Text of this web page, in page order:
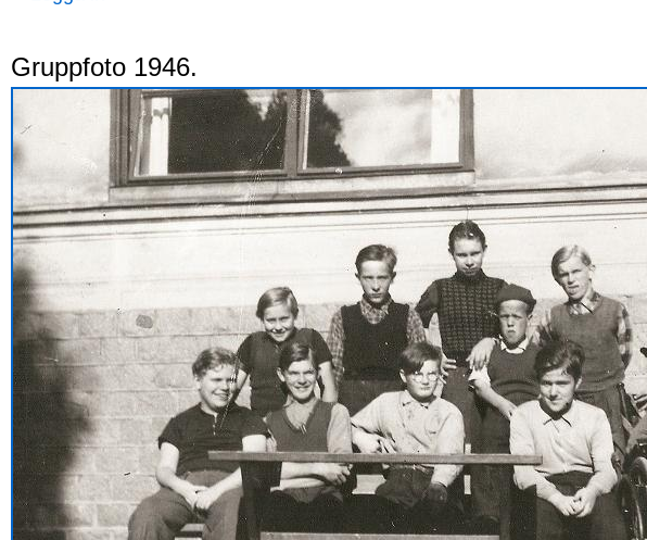
Gruppfoto 1946.